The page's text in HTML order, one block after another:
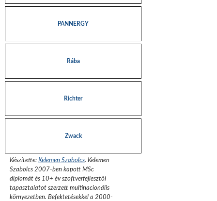
PANNERGY
Rába
Richter
Zwack
Készítette: Kelemen Szabolcs. Kelemen
Szabolcs 2007-ben kapott MSc
diplomát és 10+ év szoftverfejlesztői
tapasztalatot szerzett multinacionális
környezetben. Befektetésekkel a 2000-